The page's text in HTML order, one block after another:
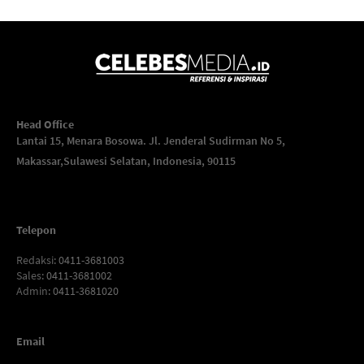
Head Office
Lantai 15, Menara Bosowa. Jl. Jenderal Sudirman No 5,
Makassar,Sulawesi Selatan, Indonesia, 90115
Telepon
Redaksi: 0411-3681003
Sales: 0411-3681002
Admin: 0411-3681020
Email